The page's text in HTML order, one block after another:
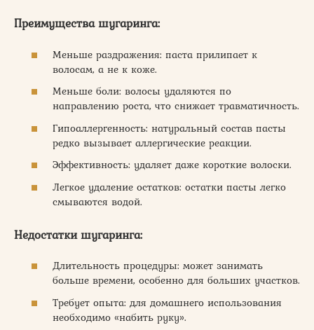
Преимущества шугаринга:
Меньше раздражения: паста прилипает к
волосам, а не к коже.
Меньше боли: волосы удаляются по
направлению роста, что снижает травматичность.
Гипоаллергенность: натуральный состав пасты
редко вызывает аллергические реакции.
Эффективность: удаляет даже короткие волоски.
Легкое удаление остатков: остатки пасты легко
смываются водой.
Недостатки шугаринга:
Длительность процедуры: может занимать
больше времени, особенно для больших участков.
Требует опыта: для домашнего использования
необходимо «набить руку».